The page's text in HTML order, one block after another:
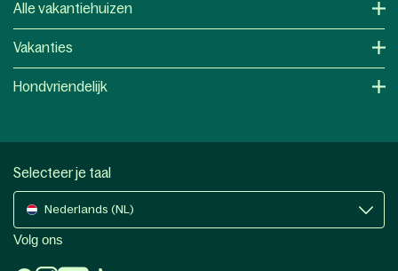
Alle vakantiehuizen
Vakanties
Hondvriendelijk
Selecteer je taal
Nederlands (NL)
Volg ons